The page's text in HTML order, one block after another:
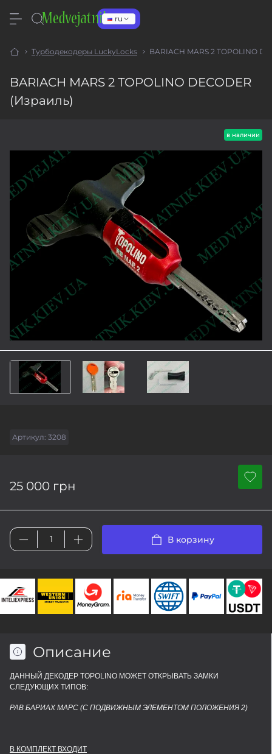
ru
Турбодекодеры LuckyLocks BARIACH MARS 2 TOPOLINO
BARIACH MARS 2 TOPOLINO DECODER
(Израиль)
в наличии
Артикул: 3208
25 000 грн
В корзину
Описание
ДАННЫЙ ДЕКОДЕР TOPOLINO МОЖЕТ ОТКРЫВАТЬ ЗАМКИ
СЛЕДУЮЩИХ ТИПОВ:
РАВ БАРИАХ МАРС (С ПОДВИЖНЫМ ЭЛЕМЕНТОМ ПОЛОЖЕНИЯ 2)
В КОМПЛЕКТ ВХОДИТ